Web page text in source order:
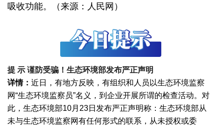
吸收功能。（来源：人民网）
提 示 谨防受骗！生态环境部发布严正声明
详情： 近日，有地方反映，有组织和人员以生态环境监察
网“生态环境监察员”名义，到企业开展所谓的检查活动。对
此，生态环境部10月23日发布严正声明称：生态环境部从
未与生态环境监察网有任何形式的联系，从未授权或委